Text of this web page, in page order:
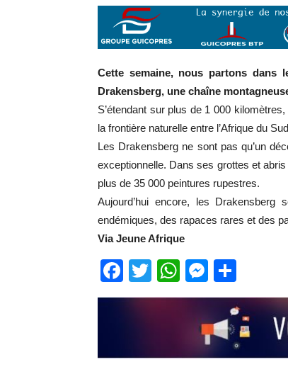
Cette semaine, nous partons dans
Drakensberg, une chaîne
S’étendant sur plus de 1 000
la frontière naturelle entre l’Afrique du
Les Drakensberg ne sont pas qu’un
exceptionnelle. Dans ses grottes et
plus de 35 000 peintures rupestres.
Aujourd’hui encore, les
endémiques, des rapaces rares et des
Via Jeune Afrique
Facebook
TwitterWhatsApp